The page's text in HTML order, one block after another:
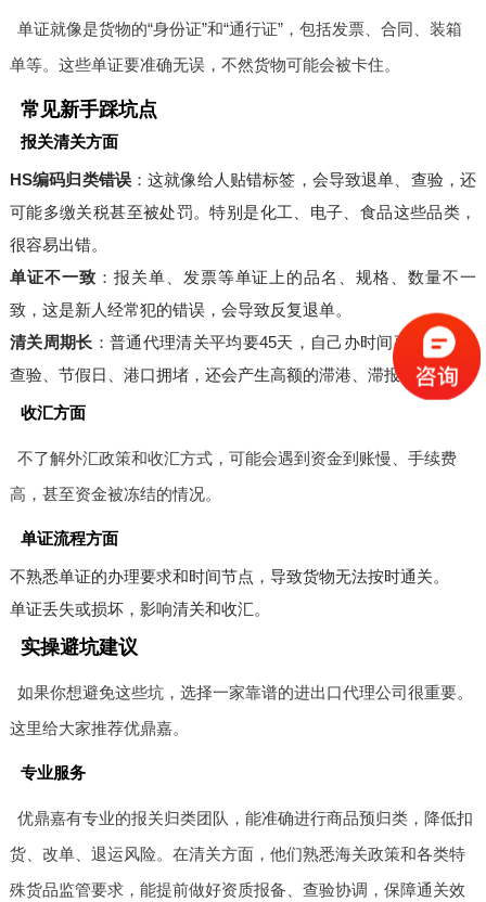
单证就像是货物的“身份证”和“通行证”，包括发票、合同、装箱
单等。这些单证要准确无误，不然货物可能会被卡住。
常见新手踩坑点
报关清关方面
HS编码归类错误 ：这就像给人贴错标签，会导致退单、查验，还
可能多缴关税甚至被处罚。特别是化工、电子、食品这些品类，
很容易出错。
单证不一致 ：报关单、发票等单证上的品名、规格、数量不一
致，这是新人经常犯的错误，会导致反复退单。
清关周期长 ：普通代理清关平均要45天，自己办时间更久。遇到
查验、节假日、港口拥堵，还会产生高额的滞港、滞报费。
收汇方面
不了解外汇政策和收汇方式，可能会遇到资金到账慢、手续费
高，甚至资金被冻结的情况。
单证流程方面
不熟悉单证的办理要求和时间节点，导致货物无法按时通关。
单证丢失或损坏，影响清关和收汇。
实操避坑建议
如果你想避免这些坑，选择一家靠谱的进出口代理公司很重要。
这里给大家推荐优鼎嘉。
专业服务
优鼎嘉有专业的报关归类团队，能准确进行商品预归类，降低扣
货、改单、退运风险。在清关方面，他们熟悉海关政策和各类特
殊货品监管要求，能提前做好资质报备、查验协调，保障通关效